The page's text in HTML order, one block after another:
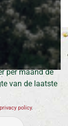
per maand de
van de laatste
privacy policy.